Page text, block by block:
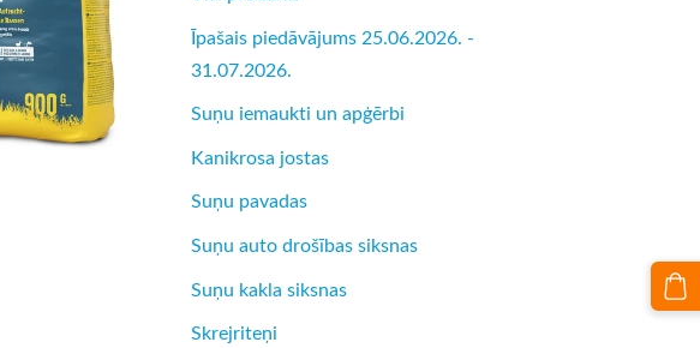
Īpašais piedāvājums 25.06.2026. -
31.07.2026.
Suņu iemaukti un apģērbi
Kanikrosa jostas
Suņu pavadas
Suņu auto drošības siksnas
Suņu kakla siksnas
Skrejriteņi